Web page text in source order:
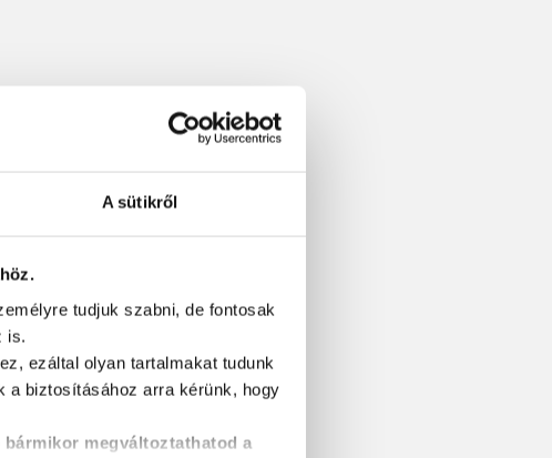
A sütikről
tudjuk szabni, de fontosak
is.
ezáltal olyan tartalmakat tudunk
a biztosításához arra kérünk, hogy
megváltoztathatod a